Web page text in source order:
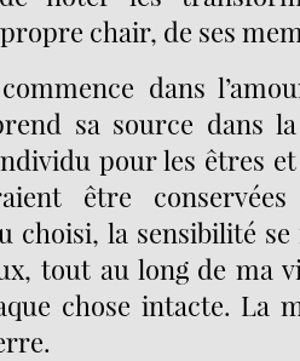
chair, de ses
dans
sa source dans
pour les êtres et
être
choisi, la sensibilité
tout au long de ma
chose intacte. La